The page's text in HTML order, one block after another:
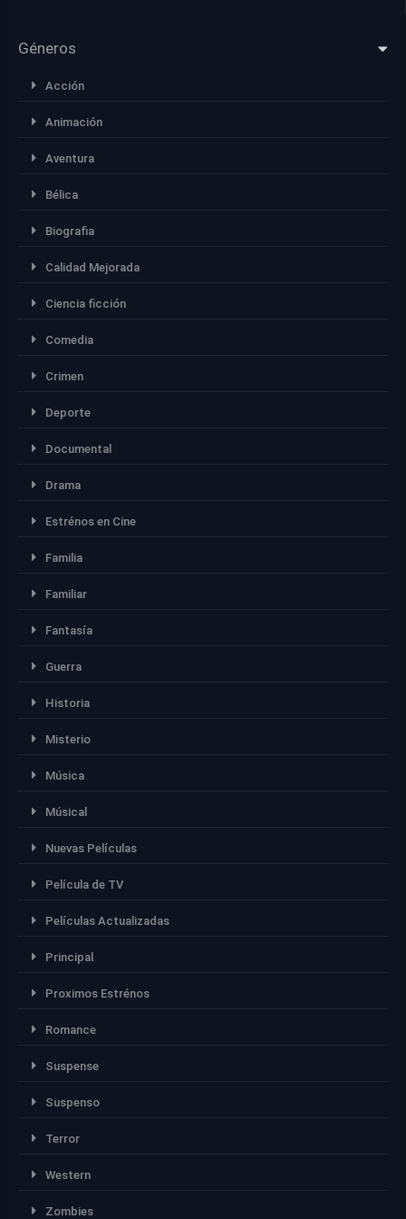
Géneros
Acción
Animación
Aventura
Bélica
Biografia
Calidad Mejorada
Ciencia ficción
Comedia
Crimen
Deporte
Documental
Drama
Estrénos en Cine
Familia
Familiar
Fantasía
Guerra
Historia
Misterio
Música
Músical
Nuevas Películas
Película de TV
Películas Actualizadas
Principal
Proximos Estrénos
Romance
Suspense
Suspenso
Terror
Western
Zombies